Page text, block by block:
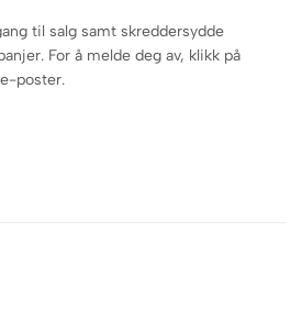
til salg samt skreddersydde
For å melde deg av, klikk på
poster.